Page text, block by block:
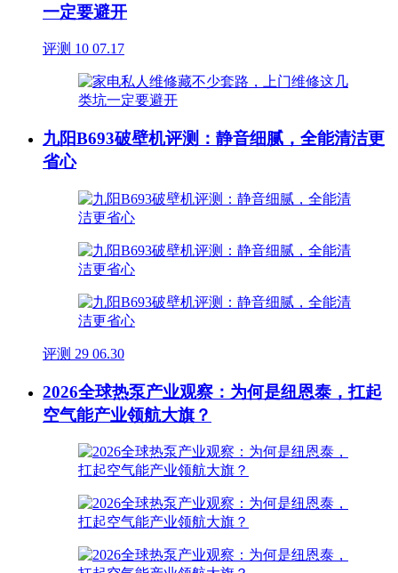
一定要避开
评测 10 07.17
九阳B693破壁机评测：静音细腻，全能清洁更
省心
评测 29 06.30
2026全球热泵产业观察：为何是纽恩泰，扛起
空气能产业领航大旗？